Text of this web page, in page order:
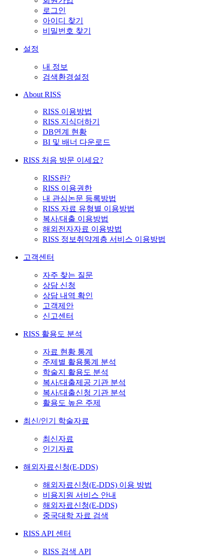
로그인
아이디 찾기
비밀번호 찾기
설정
내 정보
검색환경설정
About RISS
RISS 이용방법
RISS 지식더하기
DB연계 현황
BI 및 배너 다운로드
RISS 처음 방문 이세요?
RISS란?
RISS 이용권한
내 관심논문 등록방법
RISS 자료 유형별 이용방법
복사/대출 이용방법
해외전자자료 이용방법
RISS 정보취약계층 서비스 이용방법
고객센터
자주 찾는 질문
상담 신청
상담 내역 확인
고객제안
신고센터
RISS 활용도 분석
자료 현황 통계
주제별 활용통계 분석
학술지 활용도 분석
복사/대출제공 기관 분석
복사/대출신청 기관 분석
활용도 높은 주제
최신/인기 학술자료
최신자료
인기자료
해외자료신청(E-DDS)
해외자료신청(E-DDS) 이용 방법
비용지원 서비스 안내
해외자료신청(E-DDS)
중국대학 자료 검색
RISS API 센터
RISS 검색 API